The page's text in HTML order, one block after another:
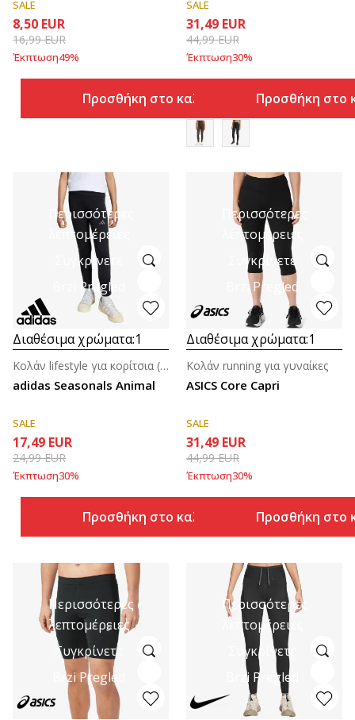
SALE
8,50 EUR
16,99EUR
Έκπτωση49%
Προσθήκη στο καλάθι
SALE
31,49 EUR
44,99EUR
Έκπτωση30%
Προσθήκη στο
Περισσότερες
λεπτομέρειες
Συγκρίνετε
Brzi Pregled
Διαθέσιμα χρώματα:1
adidas Seasonals Animal
Κολάν lifestyle για κορίτσια (8-14ε.)
SALE
17,49 EUR
24,99EUR
Έκπτωση30%
Προσθήκη στο καλάθι
Περισσότερες
λεπτομέρειες
Συγκρίνετε
Brzi Pregled
Διαθέσιμα χρώματα:1
ASICS Core Capri
Κολάν running για γυναίκες
SALE
31,49 EUR
44,99EUR
Έκπτωση30%
Προσθήκη στο
Περισσότερες
λεπτομέρειες
Συγκρίνετε
Brzi Pregled
Περισσότερες
λεπτομέρειες
Συγκρίνετε
Brzi Pregled